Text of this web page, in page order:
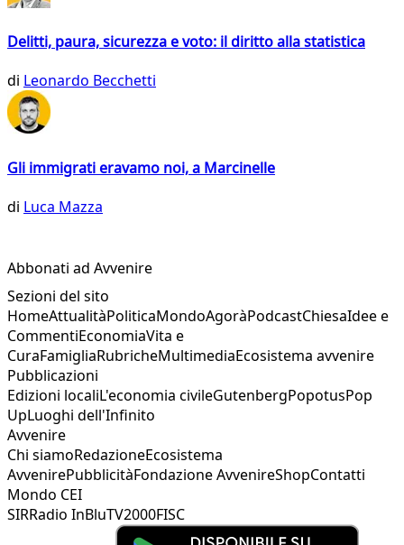
Delitti, paura, sicurezza e voto: il diritto alla statistica
di Leonardo Becchetti
Gli immigrati eravamo noi, a Marcinelle
di Luca Mazza
Abbonati ad Avvenire
Sezioni del sito
HomeAttualitàPoliticaMondoAgoràPodcastChiesaIdee e
CommentiEconomiaVita e
CuraFamigliaRubricheMultimediaEcosistema avvenire
Pubblicazioni
Edizioni localiL'economia civileGutenbergPopotusPop
UpLuoghi dell'Infinito
Avvenire
Chi siamoRedazioneEcosistema
AvvenirePubblicitàFondazione AvvenireShopContatti
Mondo CEI
SIRRadio InBluTV2000FISC